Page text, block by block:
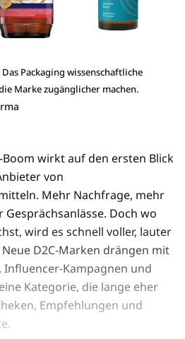
Packaging wissenschaftliche
Marke zugänglicher machen.
wirkt auf den ersten Blick
von
Mehr Nachfrage, mehr
Doch wo
wird es schnell voller, lauter
D2C-Marken drängen mit
Influencer-Kampagnen und
Kategorie, die lange eher
Empfehlungen und